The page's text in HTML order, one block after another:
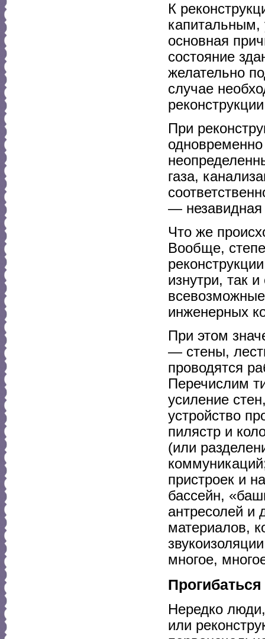
К
основная
состояние
желательно
случае
При
газа,
— незавидная
Что же
Вообще,
изнутри, так
инженерных
При этом
— стены,
проводятся
Перечислим
усиление
устройство
пилястр и
(или
пристроек и
бассейн,
антресолей и
материалов,
многое,
Нередко
или